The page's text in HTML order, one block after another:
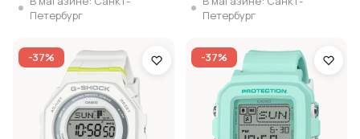
Петербург
Петербург
-37% -37%